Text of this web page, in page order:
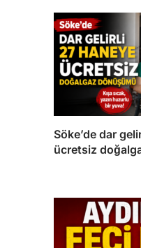
Söke’de dar
ücretsiz